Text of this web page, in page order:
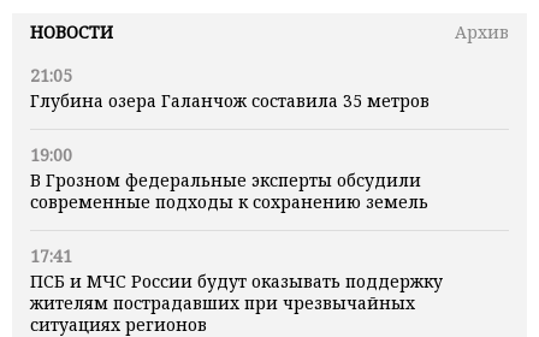
НОВОСТИ
Архив
21:05
Глубина озера Галанчож составила 35 метров
19:00
В Грозном федеральные эксперты обсудили
современные подходы к сохранению земель
17:41
ПСБ и МЧС России будут оказывать поддержку
жителям пострадавших при чрезвычайных
ситуациях регионов